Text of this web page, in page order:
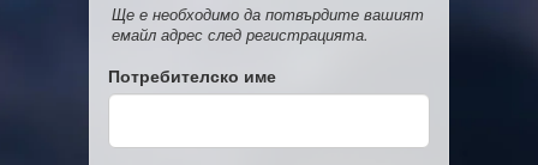
Ще е необходимо да потвърдите вашият
емайл адрес след регистрацията.
Потребителско име